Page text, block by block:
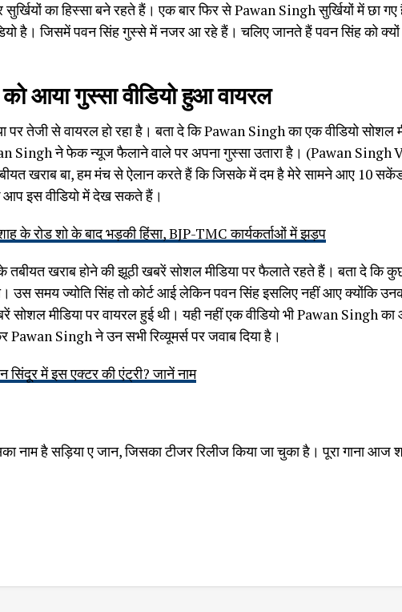
का हिस्सा बने रहते हैं। एक बार फिर से Pawan Singh सुर्खियों में छा गए
है। जिसमें पवन सिंह गुस्से में नजर आ रहे हैं। चलिए जानते हैं पवन सिंह को क्यों
आया गुस्सा वीडियो हुआ वायरल
पर तेजी से वायरल हो रहा है। बता दे कि Pawan Singh का एक वीडियो सोशल
Singh ने फेक न्यूज फैलाने वाले पर अपना गुस्सा उतारा है। (Pawan Singh
खराब बा, हम मंच से ऐलान करते हैं कि जिसके में दम है मेरे सामने आए 10
आप इस वीडियो में देख सकते हैं।
के रोड शो के बाद भड़की हिंसा, BJP-TMC कार्यकर्ताओं में झड़प
खराब होने की झूठी खबरें सोशल मीडिया पर फैलाते रहते हैं। बता दे कि
उस समय ज्योति सिंह तो कोर्ट आई लेकिन पवन सिंह इसलिए नहीं आए क्योंकि
मीडिया पर वायरल हुई थी। यही नहीं एक वीडियो भी Pawan Singh का
Singh ने उन सभी रिव्यूमर्स पर जवाब दिया है।
में इस एक्टर की एंट्री? जानें नाम
नाम है सड़िया ए जान, जिसका टीजर रिलीज किया जा चुका है। पूरा गाना आज